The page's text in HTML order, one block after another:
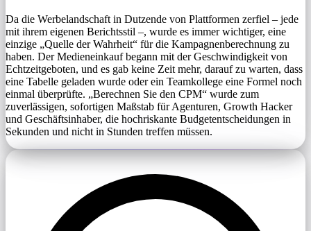
Da die Werbelandschaft in Dutzende von Plattformen zerfiel – jede
mit ihrem eigenen Berichtsstil –, wurde es immer wichtiger, eine
einzige „Quelle der Wahrheit“ für die Kampagnenberechnung zu
haben. Der Medieneinkauf begann mit der Geschwindigkeit von
Echtzeitgeboten, und es gab keine Zeit mehr, darauf zu warten, dass
eine Tabelle geladen wurde oder ein Teamkollege eine Formel noch
einmal überprüfte. „Berechnen Sie den CPM“ wurde zum
zuverlässigen, sofortigen Maßstab für Agenturen, Growth Hacker
und Geschäftsinhaber, die hochriskante Budgetentscheidungen in
Sekunden und nicht in Stunden treffen müssen.